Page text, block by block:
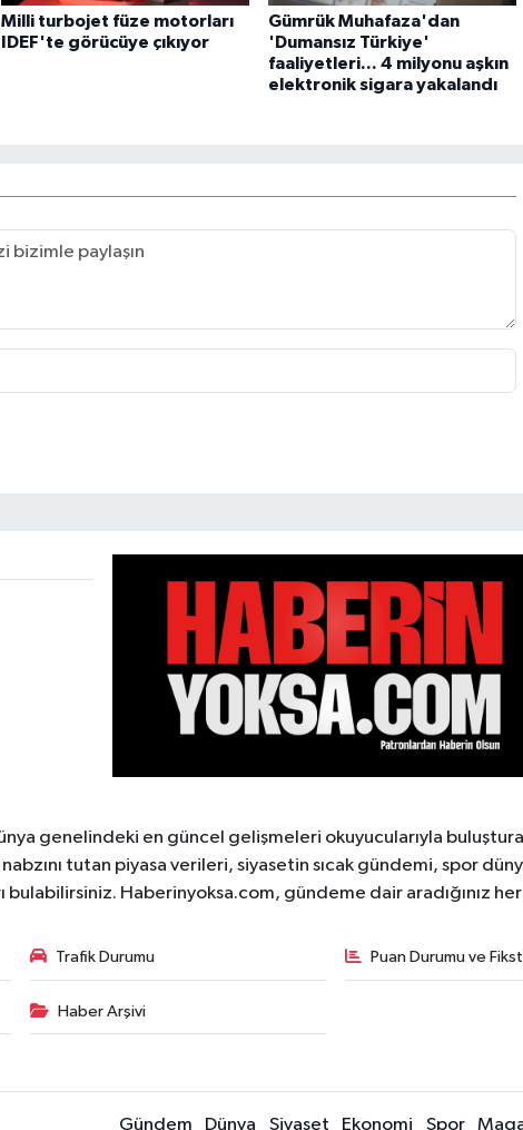
Milli turbojet füze motorları
IDEF'te görücüye çıkıyor
Gümrük Muhafaza'dan
'Dumansız Türkiye'
faaliyetleri... 4 milyonu aşkın
elektronik sigara yakalandı
genelindeki en güncel gelişmeleri okuyucularıyla
tutan piyasa verileri, siyasetin sıcak gündemi, spor
Haberinyoksa.com, gündeme dair aradığınız
Trafik Durumu Puan Durumu ve
Haber Arşivi
Gündem Dünya Siyaset Ekonomi Spor